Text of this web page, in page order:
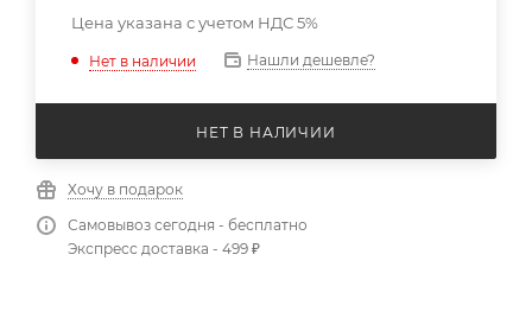
Цена указана с учетом НДС 5%
Нет в наличии Нашли дешевле?
НЕТ В НАЛИЧИИ
Хочу в подарок
Самовывоз сегодня - бесплатно
Экспресс доставка - 499 ₽